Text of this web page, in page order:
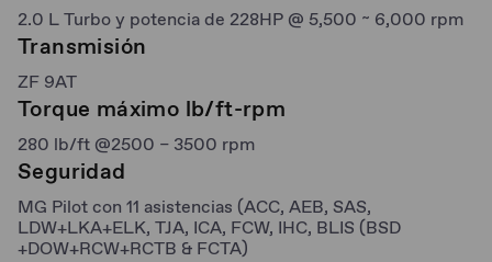
2.0 L Turbo y potencia de 228HP @ 5,500 ~ 6,000 rpm
Transmisión
ZF 9AT
Torque máximo lb/ft-rpm
280 lb/ft @2500 – 3500 rpm
Seguridad
MG Pilot con 11 asistencias (ACC, AEB, SAS,
LDW+LKA+ELK, TJA, ICA, FCW, IHC, BLIS (BSD
+DOW+RCW+RCTB & FCTA)